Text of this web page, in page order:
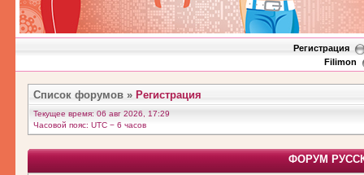
Регистрация
Filimon
Список форумов » Регистрация
Текущее время: 06 авг 2026, 17:29
Часовой пояс: UTC − 6 часов
ФОРУМ